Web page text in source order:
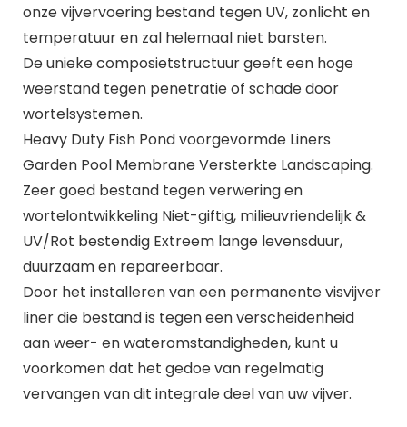
onze vijvervoering bestand tegen UV, zonlicht en
temperatuur en zal helemaal niet barsten.
De unieke composietstructuur geeft een hoge
weerstand tegen penetratie of schade door
wortelsystemen.
Heavy Duty Fish Pond voorgevormde Liners
Garden Pool Membrane Versterkte Landscaping.
Zeer goed bestand tegen verwering en
wortelontwikkeling Niet-giftig, milieuvriendelijk &
UV/Rot bestendig Extreem lange levensduur,
duurzaam en repareerbaar.
Door het installeren van een permanente visvijver
liner die bestand is tegen een verscheidenheid
aan weer- en wateromstandigheden, kunt u
voorkomen dat het gedoe van regelmatig
vervangen van dit integrale deel van uw vijver.